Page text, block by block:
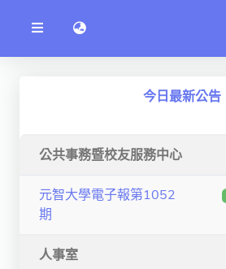
公
告
系
資訊學院
人文社社會學院
電機通訊學院
語言切換 language switch
今日最新公告
公共事務暨校友服務中心
元智大學電子報第1052
期
人事室